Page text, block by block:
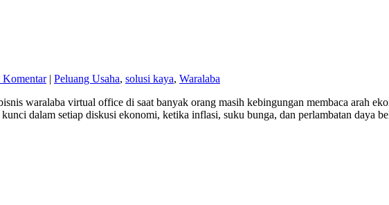
| Peluang Usaha, solusi kaya, Waralaba
waralaba virtual office di saat banyak orang masih kebingungan membaca arah
dalam setiap diskusi ekonomi, ketika inflasi, suku bunga, dan perlambatan daya